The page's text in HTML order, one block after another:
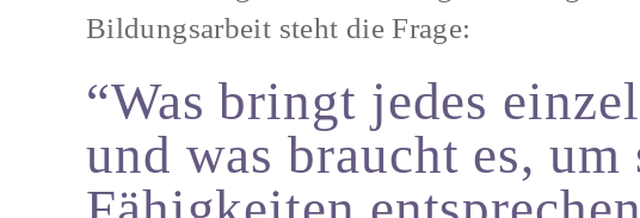
Bildungsarbeit steht die Frage:
“Was bringt jedes
und was braucht es, um